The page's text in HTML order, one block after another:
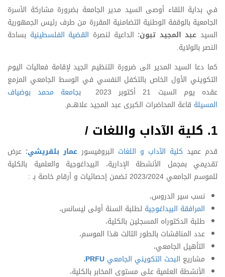
في بداية اللقاء أوصى السيد مدير الجامعة بضرورة مشاركة الأسرة
الجامعية بالوقفة الوطنية التضامنية المقررة من طرف رئيس الجمهورية
السيد عبد المجيد تبون؛ الداعية لنصرة القضية الفلسطينية بساحة
النصر بالولاية.
كما دعا السيد المدير الى ضرورة التنظيم الجيد لإقامة فعاليات اليوم
التكويني الأول الخاص بالتكفل النفسي في الوسط الجامعي المزمع
عقده يوم السبت 21 أكتوبر 2023 ب
جامعة محمد بوضياف
المسيلة قاعة المحاضرات الكبرى عبد المجيد علاهــم.
1. كلية الآداب واللغات/
قدم عميد كلية الآداب و اللغات البروفيسور عمار بلقريشي؛ عرض
تقديمي بمجمل الأنشطة الإدارية، البيداغوجية والعلمية بالكلية
للموسم الجامعي 2023/2024 تضمن إحصائيات و أرقام خاصة بـ :
نسب سير الدروس،
المرافقة البيداغوجية لطلبة السنة أولى ليسانس،
طلبة الدكتوراه المسجلين بالكلية،
عدد المناقشات بالطور الثالث هذا الموسم،
التأهيل الجامعي،
مشاريع البحث التكويني الجامعي PRFU،
الأنشطة العلمية على مستوى المخابر بالكلية،